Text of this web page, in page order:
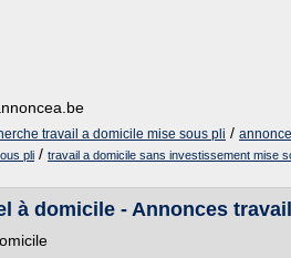
travail a domicile mise sous pli /
pli / travail a domicile sans investissement mise
à domicile - Annonces